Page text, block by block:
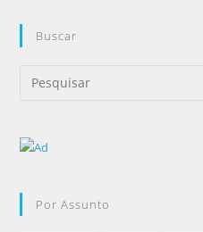
Buscar
Por Assunto